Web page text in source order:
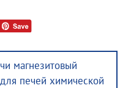
магнезитовый
печей химической